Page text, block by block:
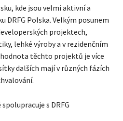
kde jsou velmi aktivní a
DRFG Polska. Velkým posunem
projektech,
lehké výroby a v rezidenčním
těchto projektů je více
dalších mají v různých fázích
s DRFG